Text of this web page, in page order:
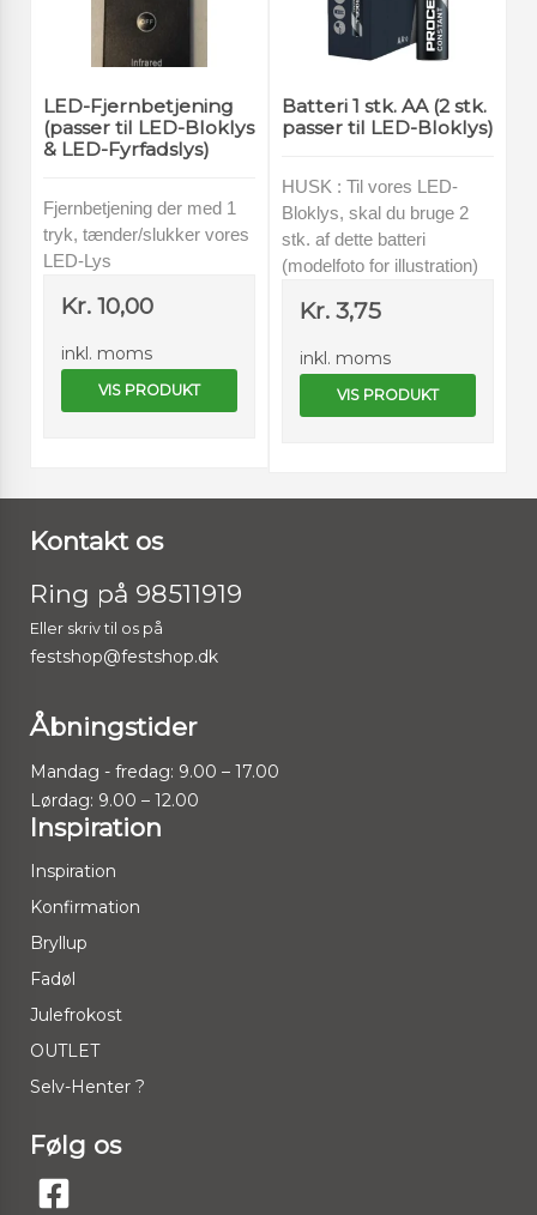
LED-Fjernbetjening
(passer til LED-Bloklys
& LED-Fyrfadslys)
Fjernbetjening der med 1
tryk, tænder/slukker vores
LED-Lys
Kr. 10,00
inkl. moms
VIS PRODUKT
Batteri 1 stk. AA (2 stk.
passer til LED-Bloklys)
HUSK : Til vores LED-
Bloklys, skal du bruge 2
stk. af dette batteri
(modelfoto for illustration)
Kr. 3,75
inkl. moms
VIS PRODUKT
Kontakt os
Ring på 98511919
Eller skriv til os på
festshop@festshop.dk
Åbningstider
Mandag - fredag: 9.00 – 17.00
Lørdag: 9.00 – 12.00
Inspiration
Inspiration
Konfirmation
Bryllup
Fadøl
Julefrokost
OUTLET
Selv-Henter ?
Følg os